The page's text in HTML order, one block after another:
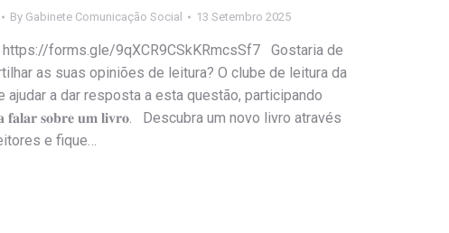
By Gabinete Comunicação Social 13 Setembro 2025
https://forms.gle/9qXCR9CSkKRmcsSf7 Gostaria de
as suas opiniões de leitura? O clube de leitura da
ajudar a dar resposta a esta questão, participando
𝐟𝐚𝐥𝐚𝐫 𝐬𝐨𝐛𝐫𝐞 𝐮𝐦 𝐥𝐢𝐯𝐫𝐨. Descubra um novo livro através
e fique…